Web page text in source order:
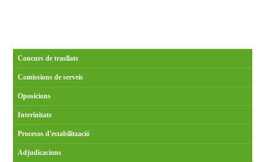
Concurs de trasllats
Comissions de serveis
Oposicions
Interinitats
Procesos d'estabilització
Adjudicacions